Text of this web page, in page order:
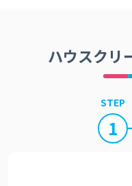
ハウスクリ
STEP
1